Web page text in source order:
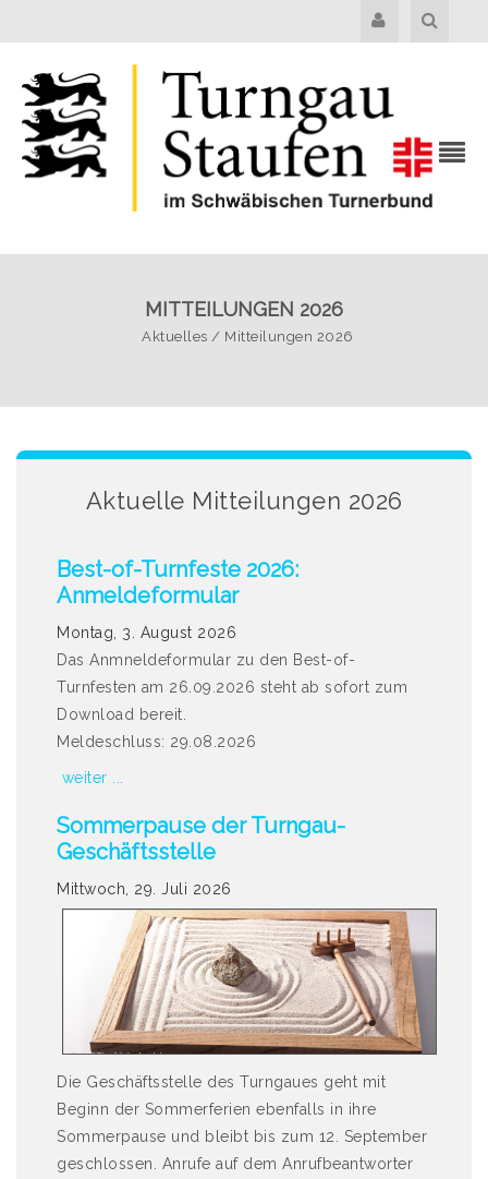
MITTEILUNGEN 2026
Aktuelles / Mitteilungen 2026
Aktuelle Mitteilungen 2026
Best-of-Turnfeste 2026:
Anmeldeformular
Montag, 3. August 2026
Das Anmneldeformular zu den Best-of-
Turnfesten am 26.09.2026 steht ab sofort zum
Download bereit.
Meldeschluss: 29.08.2026
weiter ...
Sommerpause der Turngau-
Geschäftsstelle
Mittwoch, 29. Juli 2026
Die Geschäftsstelle des Turngaues geht mit
Beginn der Sommerferien ebenfalls in ihre
Sommerpause und bleibt bis zum 12. September
geschlossen. Anrufe auf dem Anrufbeantworter